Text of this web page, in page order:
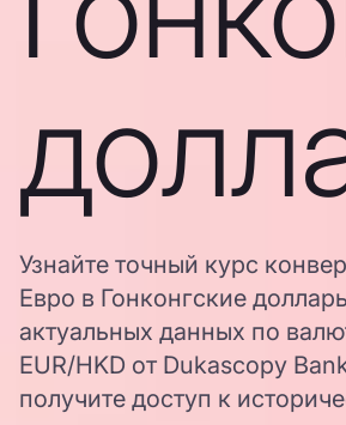
Узнайте точный курс
Евро в Гонконгские
актуальных данных по
EUR/HKD от Dukascopy
получите доступ к